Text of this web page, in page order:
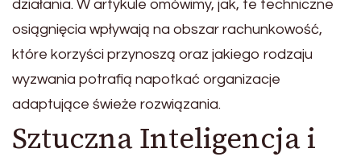
działania. W artykule omówimy, jak, te techniczne
osiągnięcia wpływają na obszar rachunkowość,
które korzyści przynoszą oraz jakiego rodzaju
wyzwania potrafią napotkać organizacje
adaptujące świeże rozwiązania.
Sztuczna Inteligencja i